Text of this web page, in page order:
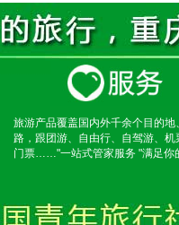
旅游产品覆盖国内外千余个目的地
路，跟团游、自由行、自驾游、机
门票……"一站式管家服务 "满足你